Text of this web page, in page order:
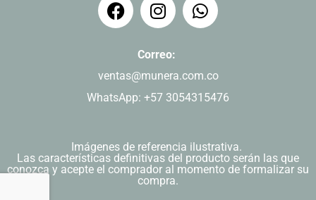
Correo:
ventas@munera.com.co
WhatsApp: +57 3054315476
Imágenes de referencia ilustrativa.
Las características definitivas del producto serán las que
conozca y acepte el comprador al momento de formalizar su
compra.